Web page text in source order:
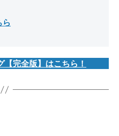
ら
完全版】はこちら！